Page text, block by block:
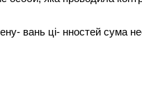
вань ці- нностей сума